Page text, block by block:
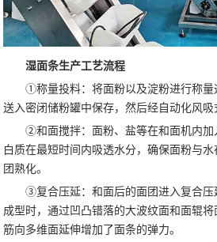
湿面条生产工艺流程
①称量投料：将面粉以及淀粉进行称量
送入密闭储粉罐中保存，然后经自动化风吸
②和面搅拌：面粉、盐等在和面机内加
白质在最短时间内吸透水分，确保面粉与
团熟化。
③复合压延：和面后的面团进入复合压
成型时，通过凹凸错落的大波纹面和面辊
筋向多维面延伸增加了面条的弹力。